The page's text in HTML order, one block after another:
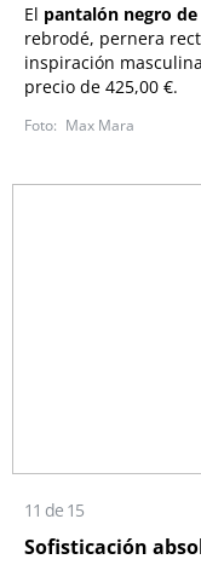
El pantalón negro de
rebrodé, pernera
inspiración
precio de 425,00 €.
Max Mara
11 de 15
Sofisticación